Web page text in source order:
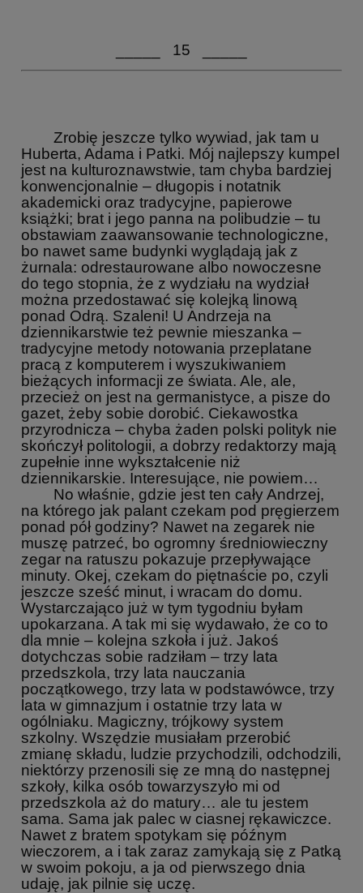
_____ 15 _____
Zrobię jeszcze tylko wywiad, jak tam u
Huberta, Adama i Patki. Mój najlepszy kumpel
jest na kulturoznawstwie, tam chyba bardziej
konwencjonalnie – długopis i notatnik
akademicki oraz tradycyjne, papierowe
książki; brat i jego panna na polibudzie – tu
obstawiam zaawansowanie technologiczne,
bo nawet same budynki wyglądają jak z
żurnala: odrestaurowane albo nowoczesne
do tego stopnia, że z wydziału na wydział
można przedostawać się kolejką linową
ponad Odrą. Szaleni! U Andrzeja na
dziennikarstwie też pewnie mieszanka –
tradycyjne metody notowania przeplatane
pracą z komputerem i wyszukiwaniem
bieżących informacji ze świata. Ale, ale,
przecież on jest na germanistyce, a pisze do
gazet, żeby sobie dorobić. Ciekawostka
przyrodnicza – chyba żaden polski polityk nie
skończył politologii, a dobrzy redaktorzy mają
zupełnie inne wykształcenie niż
dziennikarskie. Interesujące, nie powiem…
No właśnie, gdzie jest ten cały Andrzej,
na którego jak palant czekam pod pręgierzem
ponad pół godziny? Nawet na zegarek nie
muszę patrzeć, bo ogromny średniowieczny
zegar na ratuszu pokazuje przepływające
minuty. Okej, czekam do piętnaście po, czyli
jeszcze sześć minut, i wracam do domu.
Wystarczająco już w tym tygodniu byłam
upokarzana. A tak mi się wydawało, że co to
dla mnie – kolejna szkoła i już. Jakoś
dotychczas sobie radziłam – trzy lata
przedszkola, trzy lata nauczania
początkowego, trzy lata w podstawówce, trzy
lata w gimnazjum i ostatnie trzy lata w
ogólniaku. Magiczny, trójkowy system
szkolny. Wszędzie musiałam przerobić
zmianę składu, ludzie przychodzili, odchodzili,
niektórzy przenosili się ze mną do następnej
szkoły, kilka osób towarzyszyło mi od
przedszkola aż do matury… ale tu jestem
sama. Sama jak palec w ciasnej rękawiczce.
Nawet z bratem spotykam się późnym
wieczorem, a i tak zaraz zamykają się z Patką
w swoim pokoju, a ja od pierwszego dnia
udaję, jak pilnie się uczę.